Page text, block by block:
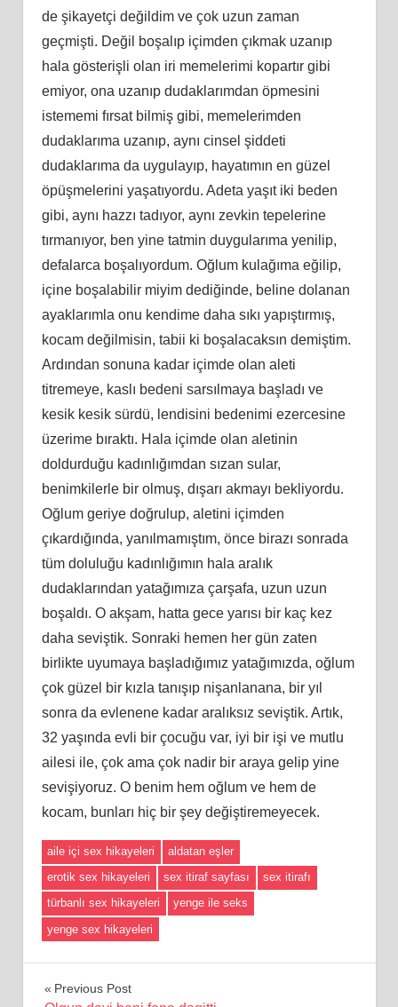
de şikayetçi değildim ve çok uzun zaman
geçmişti. Değil boşalıp içimden çıkmak uzanıp
hala gösterişli olan iri memelerimi kopartır gibi
emiyor, ona uzanıp dudaklarımdan öpmesini
istememi fırsat bilmiş gibi, memelerimden
dudaklarıma uzanıp, aynı cinsel şiddeti
dudaklarıma da uygulayıp, hayatımın en güzel
öpüşmelerini yaşatıyordu. Adeta yaşıt iki beden
gibi, aynı hazzı tadıyor, aynı zevkin tepelerine
tırmanıyor, ben yine tatmin duygularıma yenilip,
defalarca boşalıyordum. Oğlum kulağıma eğilip,
içine boşalabilir miyim dediğinde, beline dolanan
ayaklarımla onu kendime daha sıkı yapıştırmış,
kocam değilmisin, tabii ki boşalacaksın demiştim.
Ardından sonuna kadar içimde olan aleti
titremeye, kaslı bedeni sarsılmaya başladı ve
kesik kesik sürdü, lendisini bedenimi ezercesine
üzerime bıraktı. Hala içimde olan aletinin
doldurduğu kadınlığımdan sızan sular,
benimkilerle bir olmuş, dışarı akmayı bekliyordu.
Oğlum geriye doğrulup, aletini içimden
çıkardığında, yanılmamıştım, önce birazı sonrada
tüm doluluğu kadınlığımın hala aralık
dudaklarından yatağımıza çarşafa, uzun uzun
boşaldı. O akşam, hatta gece yarısı bir kaç kez
daha seviştik. Sonraki hemen her gün zaten
birlikte uyumaya başladığımız yatağımızda, oğlum
çok güzel bir kızla tanışıp nişanlanana, bir yıl
sonra da evlenene kadar aralıksız seviştik. Artık,
32 yaşında evli bir çocuğu var, iyi bir işi ve mutlu
ailesi ile, çok ama çok nadir bir araya gelip yine
sevişiyoruz. O benim hem oğlum ve hem de
kocam, bunları hiç bir şey değiştiremeyecek.
aile içi sex hikayeleri
aldatan eşler
erotik sex hikayeleri
sex itiraf sayfası
sex itirafı
türbanlı sex hikayeleri
yenge ile seks
yenge sex hikayeleri
Yazı
Previous Post